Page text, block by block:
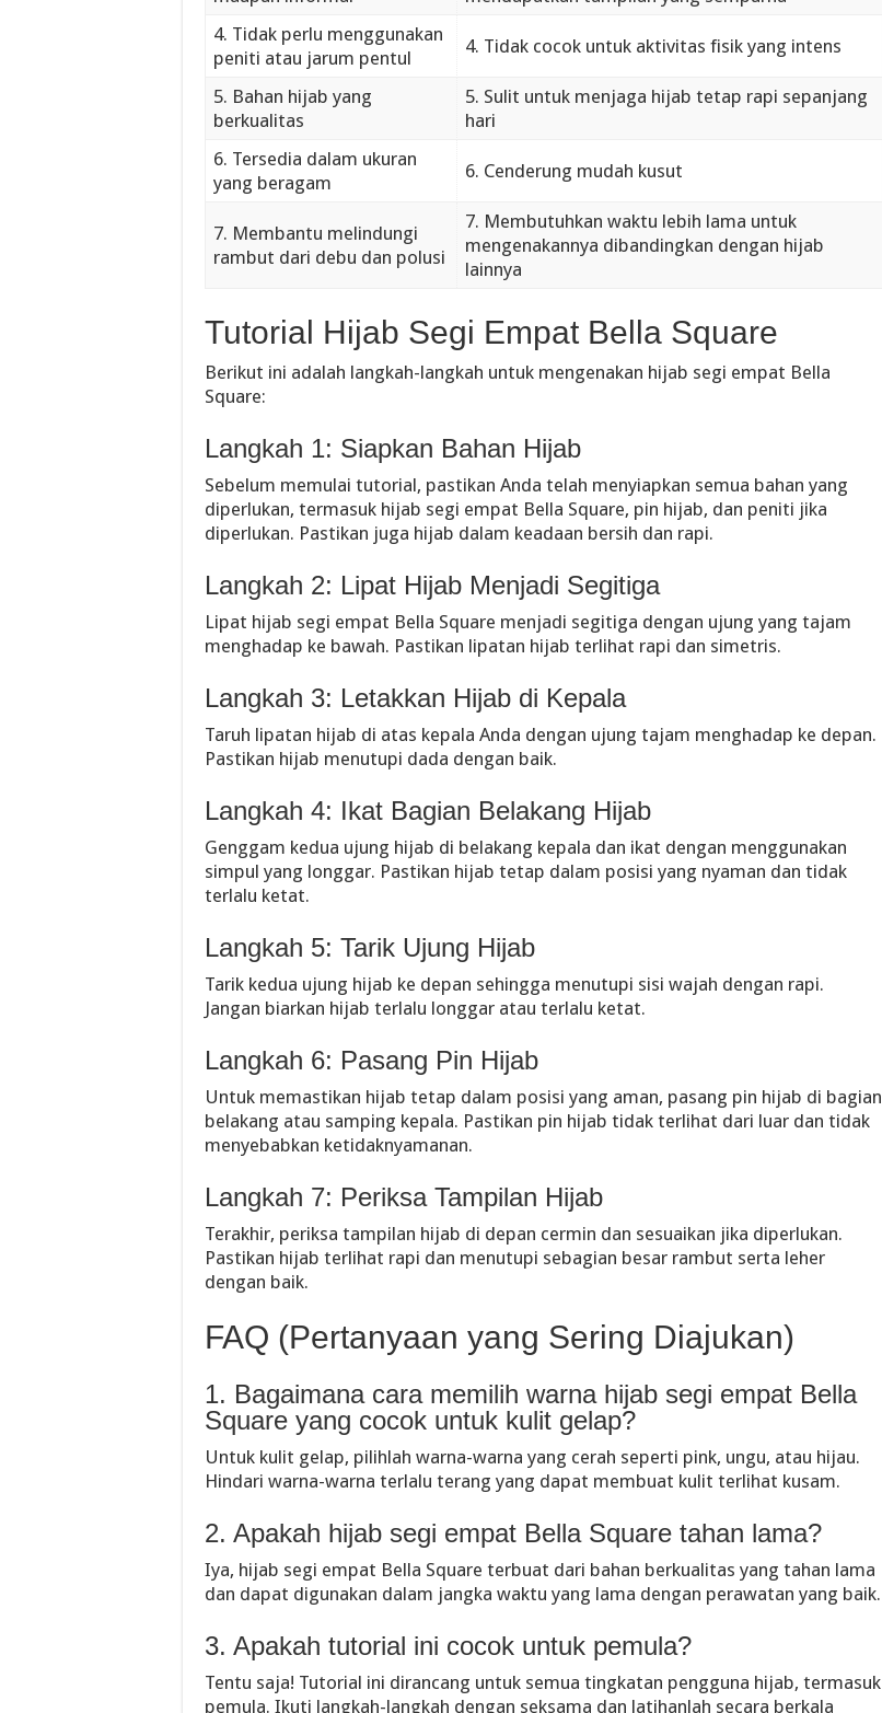
4. Tidak perlu menggunakan
peniti atau jarum pentul
4. Tidak cocok untuk aktivitas fisik yang intens
5. Bahan hijab yang
berkualitas
5. Sulit untuk menjaga hijab tetap rapi sepanjang
hari
6. Tersedia dalam ukuran
yang beragam
6. Cenderung mudah kusut
7. Membantu melindungi
rambut dari debu dan polusi
7. Membutuhkan waktu lebih lama untuk
mengenakannya dibandingkan dengan hijab
lainnya
Tutorial Hijab Segi Empat Bella Square
Berikut ini adalah langkah-langkah untuk mengenakan hijab segi empat Bella
Square:
Langkah 1: Siapkan Bahan Hijab
Sebelum memulai tutorial, pastikan Anda telah menyiapkan semua bahan yang
diperlukan, termasuk hijab segi empat Bella Square, pin hijab, dan peniti jika
diperlukan. Pastikan juga hijab dalam keadaan bersih dan rapi.
Langkah 2: Lipat Hijab Menjadi Segitiga
Lipat hijab segi empat Bella Square menjadi segitiga dengan ujung yang tajam
menghadap ke bawah. Pastikan lipatan hijab terlihat rapi dan simetris.
Langkah 3: Letakkan Hijab di Kepala
Taruh lipatan hijab di atas kepala Anda dengan ujung tajam menghadap ke depan.
Pastikan hijab menutupi dada dengan baik.
Langkah 4: Ikat Bagian Belakang Hijab
Genggam kedua ujung hijab di belakang kepala dan ikat dengan menggunakan
simpul yang longgar. Pastikan hijab tetap dalam posisi yang nyaman dan tidak
terlalu ketat.
Langkah 5: Tarik Ujung Hijab
Tarik kedua ujung hijab ke depan sehingga menutupi sisi wajah dengan rapi.
Jangan biarkan hijab terlalu longgar atau terlalu ketat.
Langkah 6: Pasang Pin Hijab
Untuk memastikan hijab tetap dalam posisi yang aman, pasang pin hijab di bagian
belakang atau samping kepala. Pastikan pin hijab tidak terlihat dari luar dan tidak
menyebabkan ketidaknyamanan.
Langkah 7: Periksa Tampilan Hijab
Terakhir, periksa tampilan hijab di depan cermin dan sesuaikan jika diperlukan.
Pastikan hijab terlihat rapi dan menutupi sebagian besar rambut serta leher
dengan baik.
FAQ (Pertanyaan yang Sering Diajukan)
1. Bagaimana cara memilih warna hijab segi empat Bella
Square yang cocok untuk kulit gelap?
Untuk kulit gelap, pilihlah warna-warna yang cerah seperti pink, ungu, atau hijau.
Hindari warna-warna terlalu terang yang dapat membuat kulit terlihat kusam.
2. Apakah hijab segi empat Bella Square tahan lama?
Iya, hijab segi empat Bella Square terbuat dari bahan berkualitas yang tahan lama
dan dapat digunakan dalam jangka waktu yang lama dengan perawatan yang baik.
3. Apakah tutorial ini cocok untuk pemula?
Tentu saja! Tutorial ini dirancang untuk semua tingkatan pengguna hijab, termasuk
pemula. Ikuti langkah-langkah dengan seksama dan latihanlah secara berkala